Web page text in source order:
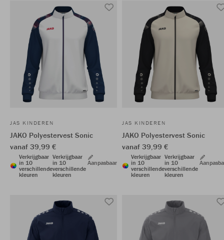
JAS KINDEREN
JAKO Polyestervest Sonic
vanaf 39,99 €
Verkrijgbaar
in 10
verschillende
kleuren
Verkrijgbaar
in 10
verschillende
kleuren
Aanpasbaar
JAS KINDEREN
JAKO Polyestervest Sonic
vanaf 39,99 €
Verkrijgbaar
in 10
verschillende
kleuren
Verkrijgbaar
in 10
verschillende
kleuren